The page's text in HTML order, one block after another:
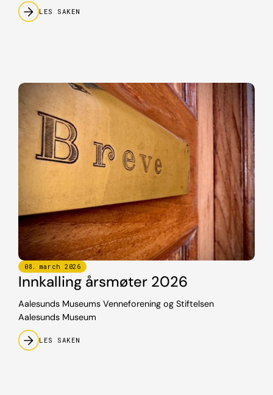
LES SAKEN
08 . march 2026
Innkalling årsmøter 2026
Aalesunds Museums Venneforening og Stiftelsen
Aalesunds Museum
LES SAKEN